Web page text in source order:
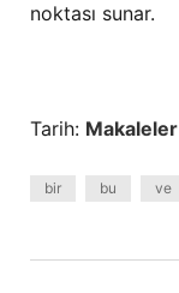
noktası sunar.
Tarih: Makaleler
bir bu ve